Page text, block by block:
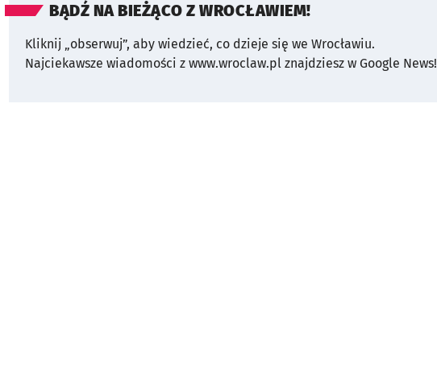
BĄDŹ NA BIEŻĄCO Z WROCŁAWIEM!
Kliknij „obserwuj”, aby wiedzieć, co dzieje się we Wrocławiu.
Najciekawsze wiadomości z www.wroclaw.pl znajdziesz w Google News!